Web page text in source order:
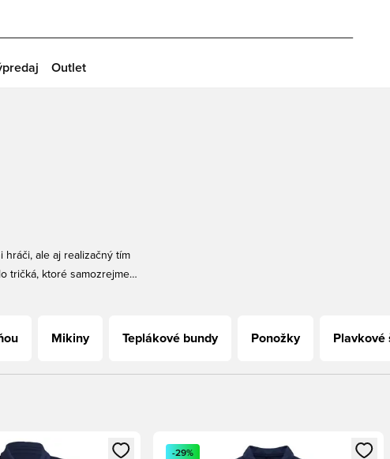
Outlet
ale aj realizačný tím
tričká, ktoré samozrejme
s krátkym rukávom
Mikiny Teplákové bundy Ponožky Plavkové
prihlásenie alebo registráciu ako členOtvorí modál na prihlásenie alebo
-29%